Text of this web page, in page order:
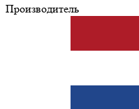
Производитель